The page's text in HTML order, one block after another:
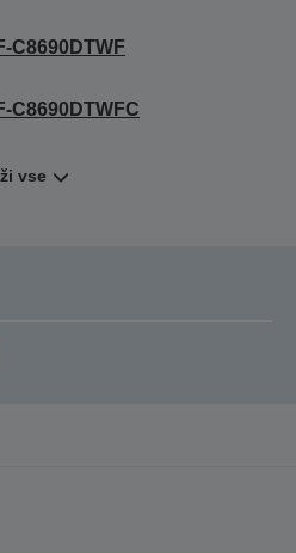
C8690DTWF
C8690DTWFC
vse